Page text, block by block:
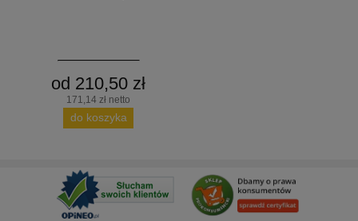
od 210,50 zł
171,14 zł netto
do koszyka